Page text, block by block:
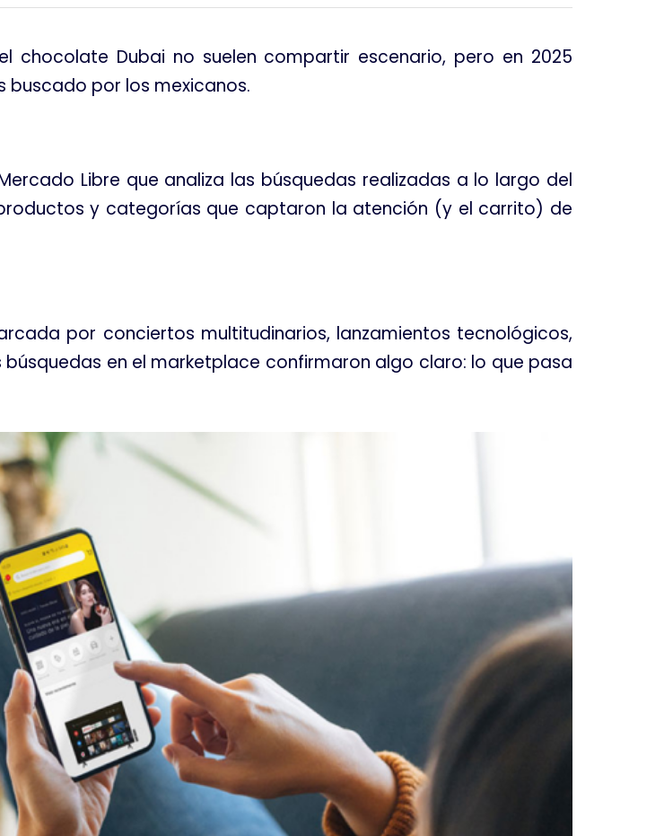
chocolate Dubai no suelen compartir escenario, pero en 2025
buscado por los mexicanos.
Libre que analiza las búsquedas realizadas a lo largo del
y categorías que captaron la atención (y el carrito) de
por conciertos multitudinarios, lanzamientos tecnológicos,
en el marketplace confirmaron algo claro: lo que pasa